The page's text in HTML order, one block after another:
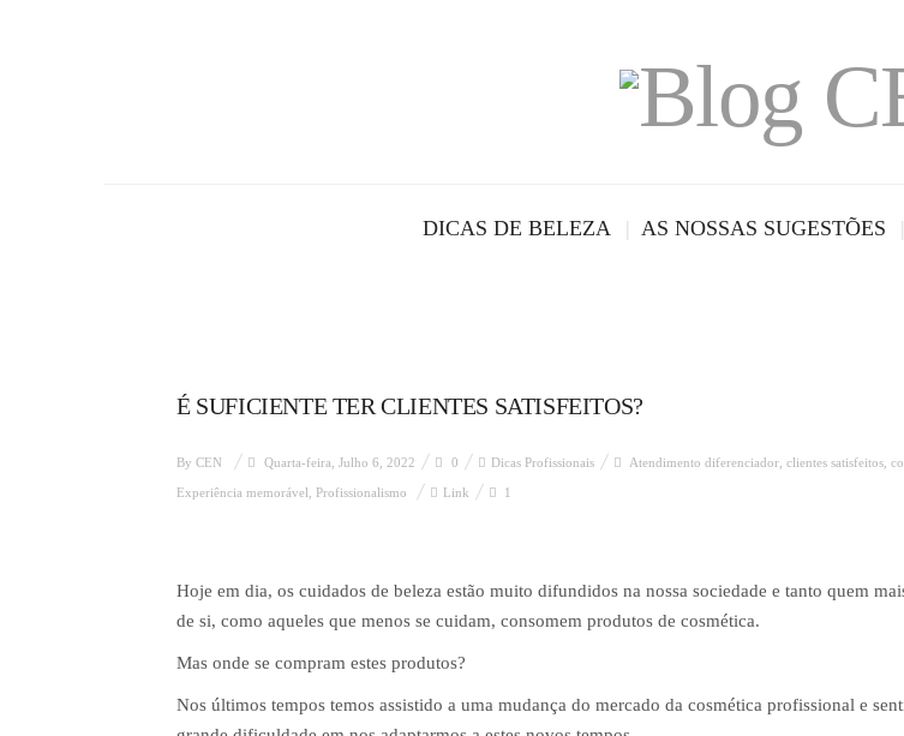
DICAS DE BELEZA AS NOSSAS SUGESTÕES
É SUFICIENTE TER CLIENTES SATISFEITOS?
By CEN Quarta-feira, Julho 6, 2022 0 Dicas Profissionais Atendimento diferenciador clientes satisfeitos
Experiência memorável Profissionalismo Link 1
Hoje em dia, os cuidados de beleza estão muito difundidos na nossa sociedade e tanto quem
de si, como aqueles que menos se cuidam, consomem produtos de cosmética.
Mas onde se compram estes produtos?
Nos últimos tempos temos assistido a uma mudança do mercado da cosmética profissional e